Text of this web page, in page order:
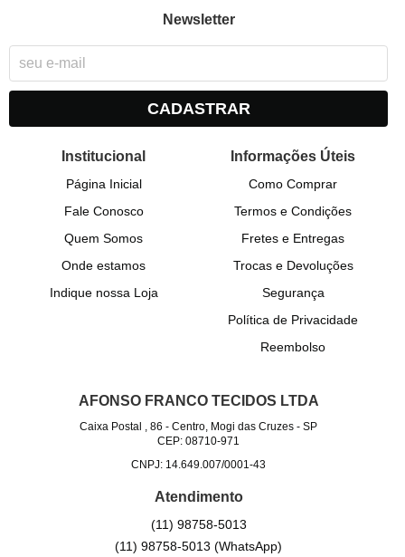
Newsletter
CADASTRAR
Institucional
Página Inicial
Fale Conosco
Quem Somos
Onde estamos
Indique nossa Loja
Informações Úteis
Como Comprar
Termos e Condições
Fretes e Entregas
Trocas e Devoluções
Segurança
Política de Privacidade
Reembolso
AFONSO FRANCO TECIDOS LTDA
Caixa Postal , 86 -Centro, Mogi das Cruzes -SP
CEP: 08710-971
CNPJ: 14.649.007/0001-43
Atendimento
(11) 98758-5013
(11) 98758-5013(WhatsApp)